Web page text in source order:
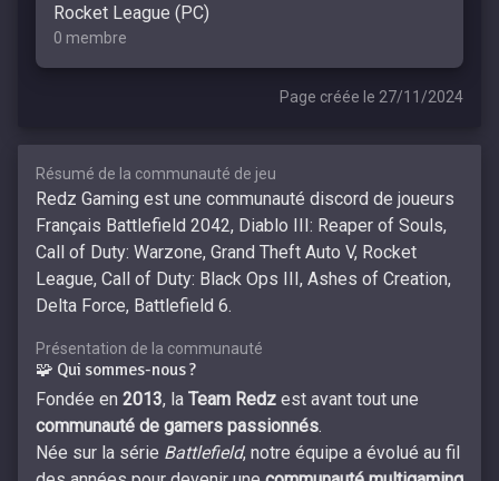
Rocket League (PC)
0 membre
Page créée le 27/11/2024
Résumé de la communauté de jeu
Redz Gaming est une communauté discord de joueurs
Français Battlefield 2042, Diablo III: Reaper of Souls,
Call of Duty: Warzone, Grand Theft Auto V, Rocket
League, Call of Duty: Black Ops III, Ashes of Creation,
Delta Force, Battlefield 6.
Présentation de la communauté
🧩 Qui sommes-nous ?
Fondée en 2013, la Team Redz est avant tout une
communauté de gamers passionnés.
Née sur la série Battlefield, notre équipe a évolué au fil